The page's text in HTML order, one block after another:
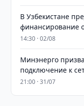
В Узбекистане
финансирование
14:30 · 02/08
Минэнерго
подключение к
21:00 · 31/07